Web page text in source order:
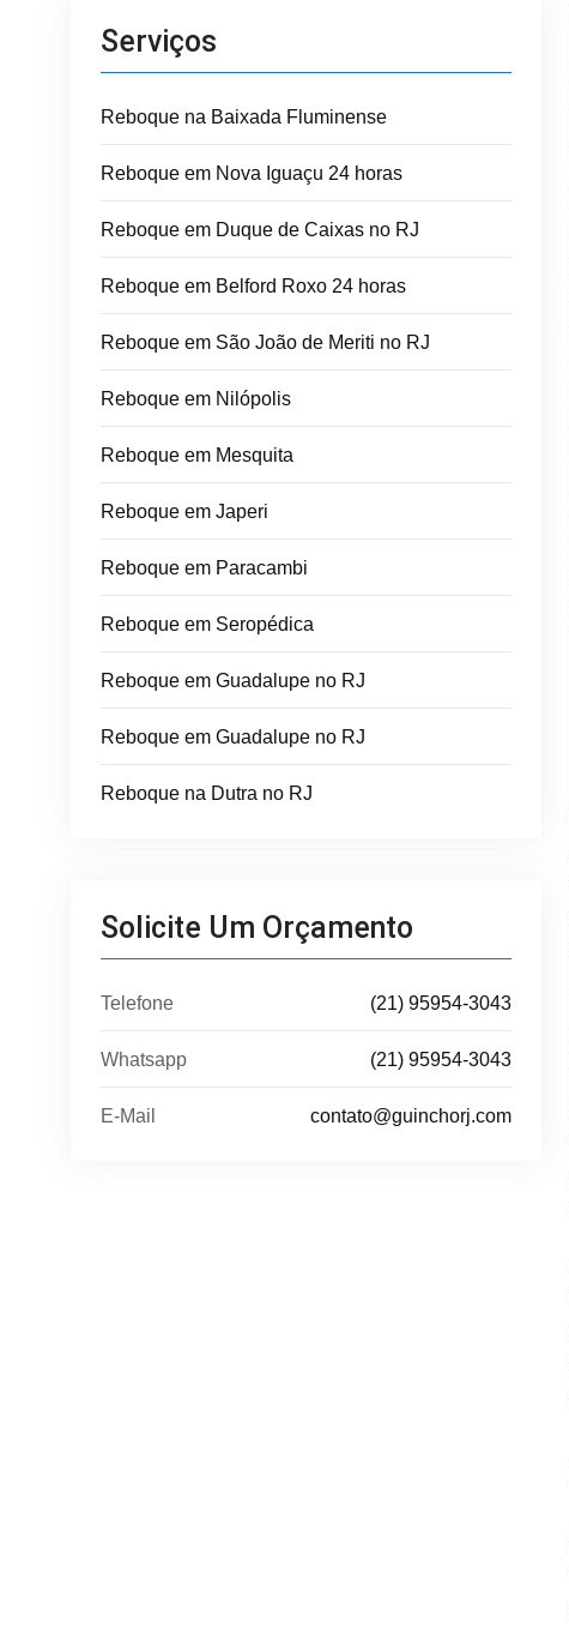
Serviços
Reboque na Baixada Fluminense
Reboque em Nova Iguaçu 24 horas
Reboque em Duque de Caixas no RJ
Reboque em Belford Roxo 24 horas
Reboque em São João de Meriti no RJ
Reboque em Nilópolis
Reboque em Mesquita
Reboque em Japeri
Reboque em Paracambi
Reboque em Seropédica
Reboque em Guadalupe no RJ
Reboque em Guadalupe no RJ
Reboque na Dutra no RJ
Solicite Um Orçamento
Telefone (21) 95954-3043
Whatsapp (21) 95954-3043
E-Mail contato@guinchorj.com